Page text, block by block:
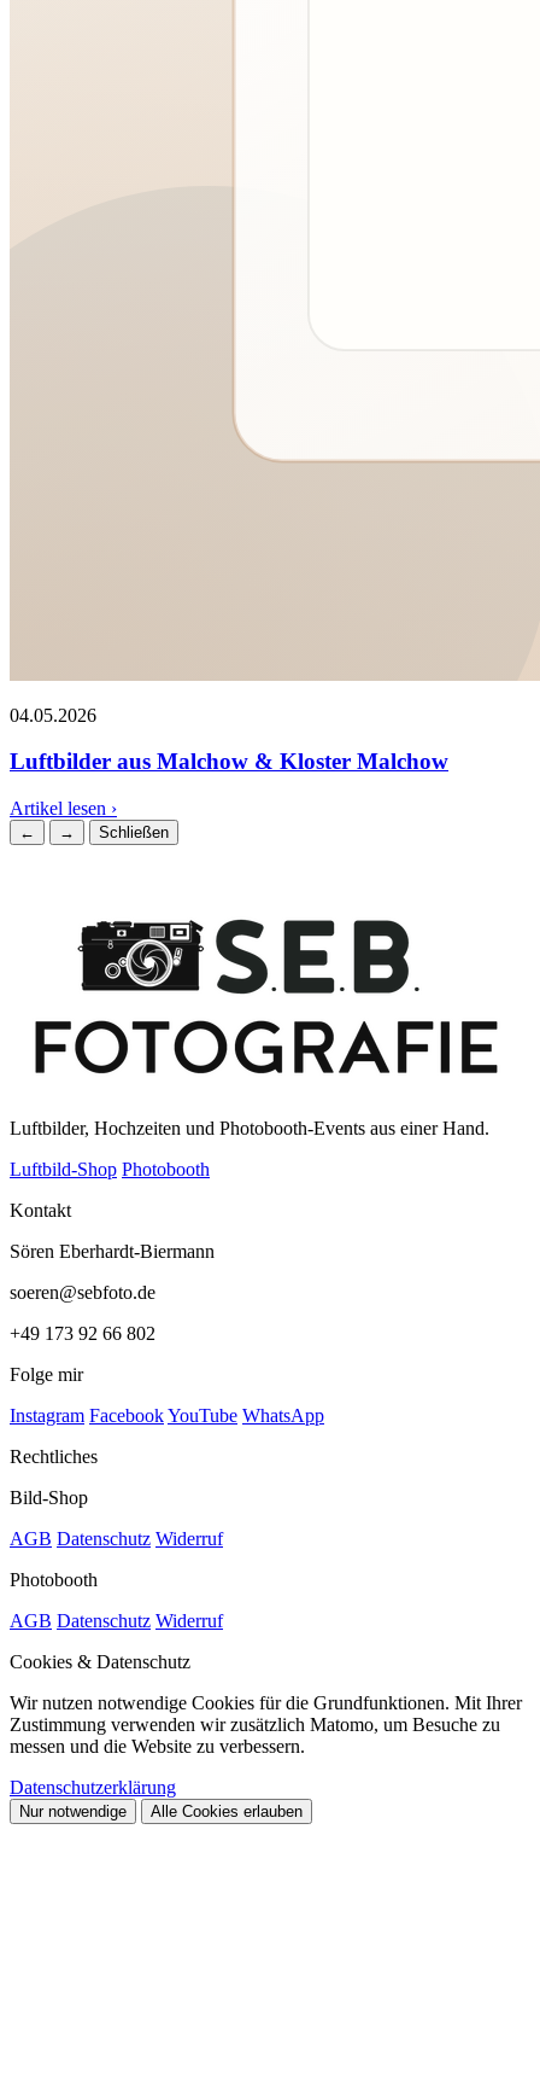
04.05.2026
Luftbilder aus Malchow & Kloster Malchow
Artikel lesen ›
← → Schließen
Luftbilder, Hochzeiten und Photobooth-Events aus einer Hand.
Luftbild-Shop Photobooth
Kontakt
Sören Eberhardt-Biermann
soeren@sebfoto.de
+49 173 92 66 802
Folge mir
Instagram FacebookYouTube WhatsApp
Rechtliches
Bild-Shop
AGB Datenschutz Widerruf
Photobooth
AGB Datenschutz Widerruf
Cookies & Datenschutz
Wir nutzen notwendige Cookies für die Grundfunktionen. Mit Ihrer
Zustimmung verwenden wir zusätzlich Matomo, um Besuche zu
messen und die Website zu verbessern.
Datenschutzerklärung
Nur notwendige Alle Cookies erlauben